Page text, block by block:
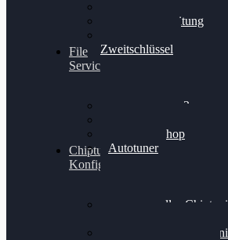
Felgenaufbereitung
Zweitschlüssel
File
Service
Alientech Kess3
Alientech Shop
Autotuner
Chiptuning
Konfigurator
Professionelles
Professionelles